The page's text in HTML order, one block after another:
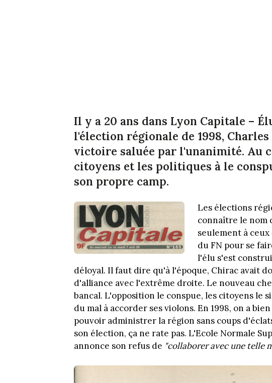
Il y a 20 ans dans Lyon Capitale –
l'élection régionale de 1998,
victoire saluée par l'unanimité. Au
citoyens et les politiques à le
son propre camp.
Les élections
connaître le nom
seulement à
du FN pour se
l'élu s'est
déloyal. Il faut dire qu'à l'époque, Chirac avait
d'alliance avec l'extrême droite. Le nouveau
bancal. L'opposition le conspue, les citoyens le
du mal à accorder ses violons. En 1998, on a
pouvoir administrer la région sans coups
son élection, ça ne rate pas. L'Ecole Normale
annonce son refus de "collaborer avec une telle